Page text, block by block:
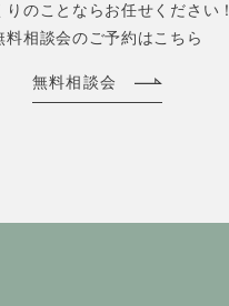
りのことならお任せください！
料相談会のご予約はこちら
無料相談会